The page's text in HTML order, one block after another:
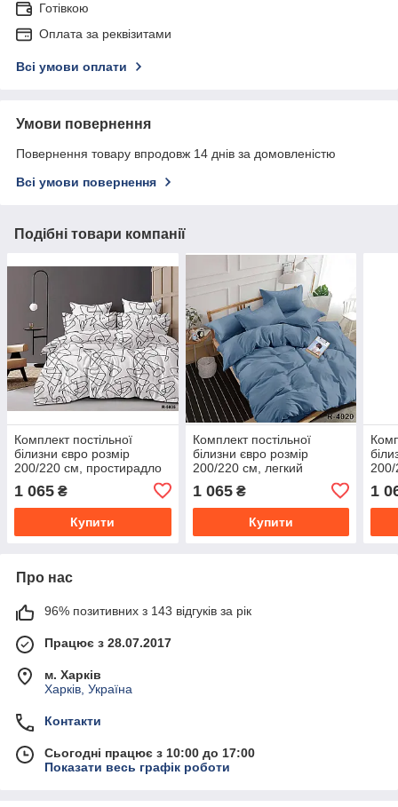
Готівкою
Оплата за реквізитами
Всі умови оплати
Умови повернення
Повернення товару впродовж 14 днів за домовленістю
Всі умови повернення
Подібні товари компанії
Комплект постільної
білизни євро розмір
200/220 см, простирадло
70/70,тканина сатин 100%
бавовна
1 065 ₴
Купити
Комплект постільної
білизни євро розмір
200/220 см, легкий
70/70,тканина сатин 100%
бавовна
1 065₴
Купити
200/
1
Про нас
96% позитивних з 143 відгуків за рік
Працює з 28.07.2017
м. Харків
Харків, Україна
Контакти
Сьогодні працює з 10:00 до 17:00
Показати весь графік роботи